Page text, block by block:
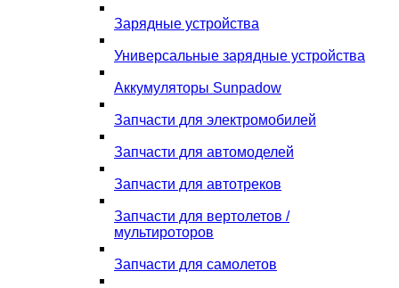
Зарядные устройства
Универсальные зарядные устройства
Аккумуляторы Sunpadow
Запчасти для электромобилей
Запчасти для автомоделей
Запчасти для автотреков
Запчасти для вертолетов /
мультироторов
Запчасти для самолетов